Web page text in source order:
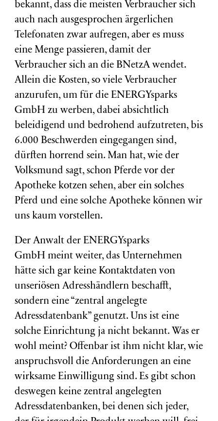
bekannt, dass die meisten Verbraucher sich
auch nach ausgesprochen ärgerlichen
Telefonaten zwar aufregen, aber es muss
eine Menge passieren, damit der
Verbraucher sich an die BNetzA wendet.
Allein die Kosten, so viele Verbraucher
anzurufen, um für die ENERGYsparks
GmbH zu werben, dabei absichtlich
beleidigend und bedrohend aufzutreten, bis
6.000 Beschwerden eingegangen sind,
dürften horrend sein. Man hat, wie der
Volksmund sagt, schon Pferde vor der
Apotheke kotzen sehen, aber ein solches
Pferd und eine solche Apotheke können wir
uns kaum vorstellen.
Der Anwalt der ENERGYsparks
GmbH meint weiter, das Unternehmen
hätte sich gar keine Kontaktdaten von
unseriösen Adresshändlern beschafft,
sondern eine “zentral angelegte
Adressdatenbank” genutzt. Uns ist eine
solche Einrichtung ja nicht bekannt. Was er
wohl meint? Offenbar ist ihm nicht klar, wie
anspruchsvoll die Anforderungen an eine
wirksame Einwilligung sind. Es gibt schon
deswegen keine zentral angelegten
Adressdatenbanken, bei denen sich jeder,